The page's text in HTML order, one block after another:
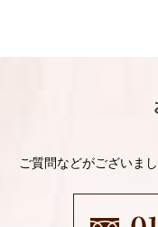
ご質問などがございま